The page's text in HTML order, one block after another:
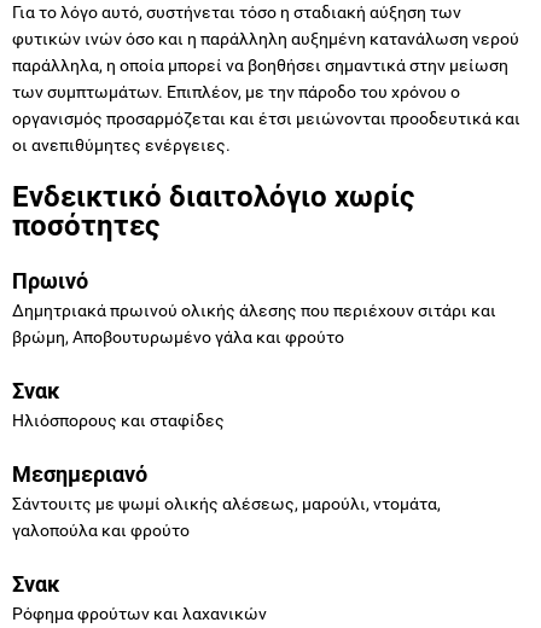
Για το λόγο αυτό, συστήνεται τόσο η σταδιακή αύξηση των
φυτικών ινών όσο και η παράλληλη αυξημένη κατανάλωση νερού
παράλληλα, η οποία μπορεί να βοηθήσει σημαντικά στην μείωση
των συμπτωμάτων. Επιπλέον, με την πάροδο του χρόνου ο
οργανισμός προσαρμόζεται και έτσι μειώνονται προοδευτικά και
οι ανεπιθύμητες ενέργειες.
Ενδεικτικό διαιτολόγιο χωρίς
ποσότητες
Πρωινό
Δημητριακά πρωινού ολικής άλεσης που περιέχουν σιτάρι και
βρώμη, Αποβουτυρωμένο γάλα και φρούτο
Σνακ
Ηλιόσπορους και σταφίδες
Μεσημεριανό
Σάντουιτς με ψωμί ολικής αλέσεως, μαρούλι, ντομάτα,
γαλοπούλα και φρούτο
Σνακ
Ρόφημα φρούτων και λαχανικών